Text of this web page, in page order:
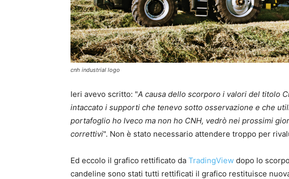
cnh industrial logo
Ieri avevo scritto: "A causa dello scorporo i valori del titolo
intaccato i supporti che tenevo sotto osservazione e che
portafoglio ho Iveco ma non ho CNH, vedrò nei prossimi
correttivi". Non è stato necessario attendere troppo per
Ed eccolo il grafico rettificato da TradingView dopo lo
candeline sono stati tutti rettificati il grafico restituisce